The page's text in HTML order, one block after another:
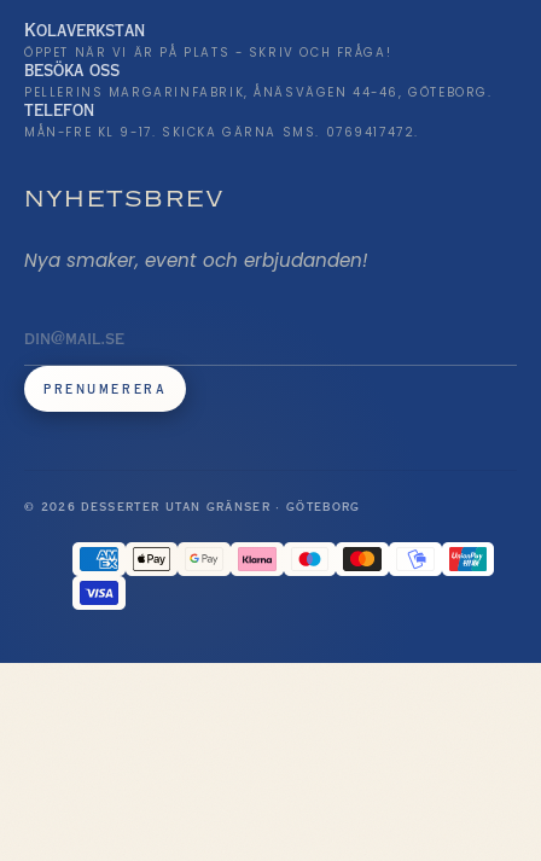
Kolaverkstan
ÖPPET NÄR VI ÄR PÅ PLATS - SKRIV OCH FRÅGA!
besöka oss
PELLERINS MARGARINFABRIK, ÅNÄSVÄGEN 44-46, GÖTEBORG.
telefon
MÅN-FRE KL 9-17. SKICKA GÄRNA SMS. 0769417472.
NYHETSBREV
Nya smaker, event och erbjudanden!
PRENUMERERA
© 2026 DESSERTER UTAN GRÄNSER · GÖTEBORG